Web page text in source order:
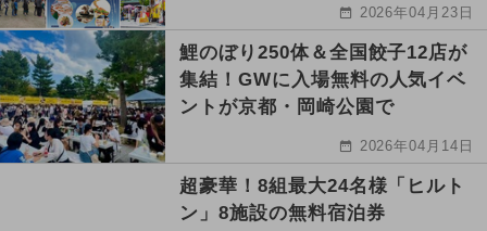
2026年04月23日
鯉のぼり250体＆全国餃子12店が
集結！GWに入場無料の人気イベ
ントが京都・岡崎公園で
2026年04月14日
超豪華！8組最大24名様「ヒルト
ン」8施設の無料宿泊券